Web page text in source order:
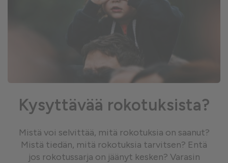
Kysyttävää rokotuksista?
Mistä voi selvittää, mitä rokotuksia on saanut?
Mistä tiedän, mitä rokotuksia tarvitsen? Entä
jos rokotussarja on jäänyt kesken? Varasin